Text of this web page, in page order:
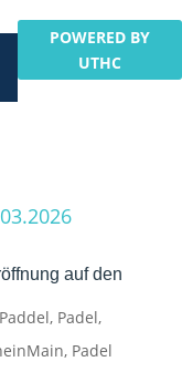
POWERED BY
UTHC
auf den
Paddel, Padel,
, Padel